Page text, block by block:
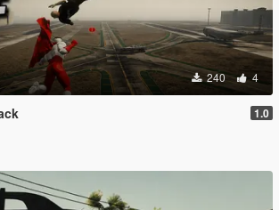
240 4
1.0